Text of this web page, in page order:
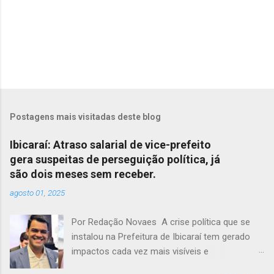
Postagens mais visitadas deste blog
Ibicaraí: Atraso salarial de vice-prefeito
gera suspeitas de perseguição política, já
são dois meses sem receber.
agosto 01, 2025
Por Redação Novaes A crise política que se
instalou na Prefeitura de Ibicaraí tem gerado
impactos cada vez mais visíveis e